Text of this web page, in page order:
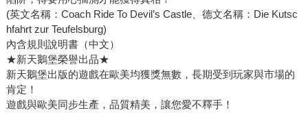
(英文名稱：Coach Ride To Devil’s Castle、德文名稱：Die Kutsc
hfahrt zur Teufelsburg)
內含規則說明書（中文）
★新天鵝堡榮譽出品★
新天鵝堡出版的遊戲在歐美均獲獎無數，長期受到玩家與市場的
肯定！
遊戲與歐美同步生產，品質精美，讓您愛不釋手！